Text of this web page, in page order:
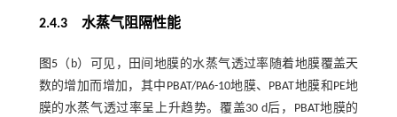
2.4.3 水蒸气阻隔性能
图5 （b）可见，田间地膜的水蒸气透过率随着地膜覆盖天
数的增加而增加，其中PBAT/PA6-10地膜、PBAT地膜和PE地
膜的水蒸气透过率呈上升趋势。覆盖30 d后，PBAT地膜的